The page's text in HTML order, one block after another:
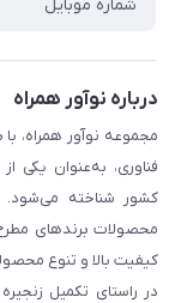
درباره نوآور همراه
مجموعه نوآور همراه، با
فناوری، به‌عنوان یکی
کشور شناخته می‌شود.
کیفیت بالا و تنوع
در راستای تکمیل